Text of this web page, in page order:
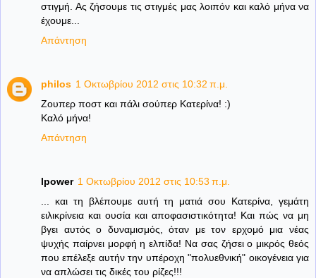
στιγμή. Ας ζήσουμε τις στιγμές μας λοιπόν και καλό μήνα να
έχουμε...
Απάντηση
philos 1 Οκτωβρίου 2012 στις 10:32 π.μ.
Ζουπερ ποστ και πάλι σούπερ Κατερίνα! :)
Καλό μήνα!
Απάντηση
lpower 1 Οκτωβρίου 2012 στις 10:53 π.μ.
... και τη βλέπουμε αυτή τη ματιά σου Κατερίνα, γεμάτη
ειλικρίνεια και ουσία και αποφασιστικότητα! Και πώς να μη
βγει αυτός ο δυναμισμός, όταν με τον ερχομό μια νέας
ψυχής παίρνει μορφή η ελπίδα! Να σας ζήσει ο μικρός θεός
που επέλεξε αυτήν την υπέροχη "πολυεθνική" οικογένεια για
να απλώσει τις δικές του ρίζες!!!